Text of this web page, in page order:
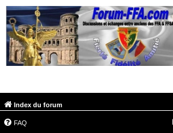
Index du forum
FAQ